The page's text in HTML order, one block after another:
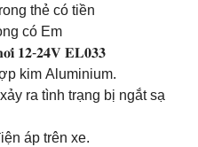
thẻ có tiền
có Em
𝟏𝟐-𝟐𝟒𝐕 𝐄𝐋𝟎𝟑𝟑
kim Aluminium.
ra tình trạng bị ngắt sạ
áp trên xe.